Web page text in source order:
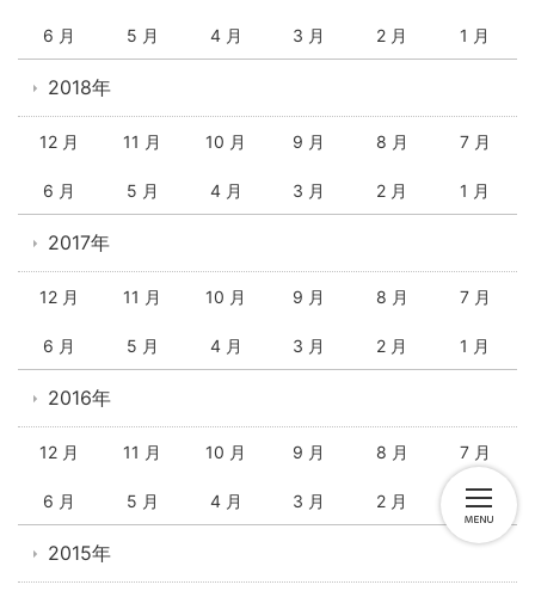
6 月 5 月 4 月 3 月 2 月 1 月
2018年
12 月 11 月 10 月 9 月 8 月 7 月
6 月 5 月 4 月 3 月 2 月 1 月
2017年
12 月 11 月 10 月 9 月 8 月 7 月
6 月 5 月 4 月 3 月 2 月 1 月
2016年
12 月 11 月 10 月 9 月 8 月 7 月
6 月 5 月 4 月 3 月 2 月 1 月
2015年